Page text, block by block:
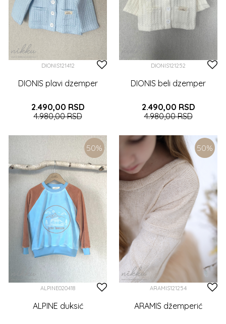
DIONIS121412
DIONIS plavi dzemper
2.490,00 RSD
4.980,00RSD
3-6 (68CM) 6-9 (74CM)
12-18 (86CM)
2 (92CM) 3 (98CM) 4 (104CM)
5 (110CM) 6 (116CM) 7 (122CM)
8 (128CM)
DODAJTE U KORPU
DIONIS121252
DIONIS beli dzemper
2.490,00 RSD
4.980,00RSD
3-6 (68CM) 6-9 (74CM) 6 (116CM)
7 (122CM) 9 (134CM)
DODAJTE U KORPU
50%
ALPINE020418
ALPINE duksić
50%
ARAMIS121254
ARAMIS džemperić